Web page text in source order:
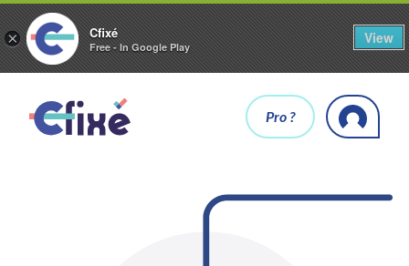
× Cfixé
Free - In Google Play
View
Pro ?